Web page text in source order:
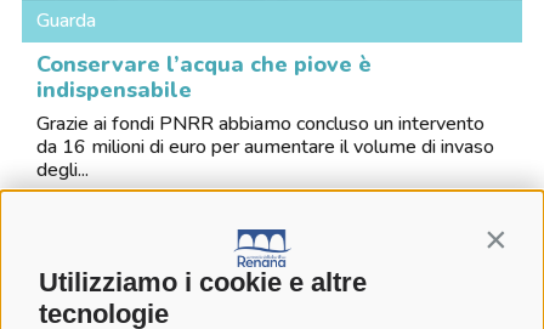
Utilizziamo i cookie e altre
tecnologie
Guarda
Conservare l’acqua che piove è
indispensabile
Grazie ai fondi PNRR abbiamo concluso un intervento
da 16 milioni di euro per aumentare il volume di invaso
degli...